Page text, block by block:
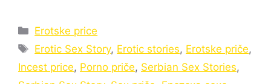
Categories
Erotske price
Tags
Erotic Sex Story, Erotic stories, Erotske priče,
Incest price, Porno priče, Serbian Sex Stories,